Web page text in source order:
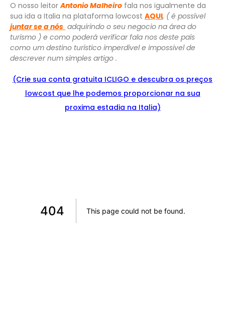
O nosso leitorAntonio Malheiro fala nos igualmente da
sua ida a Italia na plataforma lowcost AQUI, ( é possível
juntar se a nós adquirindo o seu negocio na área do
turismo ) e como poderá verificar fala nos deste país
como um destino turístico imperdível e impossivel de
descrever num simples artigo .
(Crie sua conta gratuita ICLIGO e descubra os preços
lowcost que lhe podemos proporcionar na sua
proxima estadia na Italia)